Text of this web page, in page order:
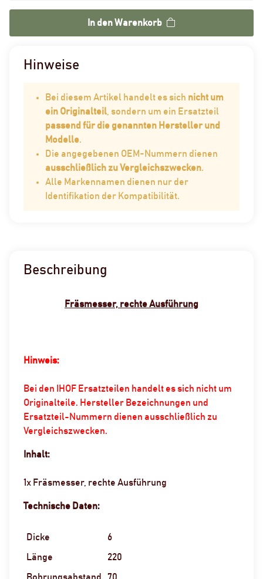
In den Warenkorb
Hinweise
Bei diesem Artikel handelt es sich nicht um
ein Originalteil , sondern um ein Ersatzteil
passend für die genannten Hersteller und
Modelle.
Die angegebenen OEM-Nummern dienen
ausschließlich zu Vergleichszwecken.
Alle Markennamen dienen nur der
Identifikation der Kompatibilität.
Beschreibung
Fräsmesser, rechte Ausführung
Hinweis:
Bei den IHOF Ersatzteilen handelt es sich nicht um
Originalteile. Hersteller Bezeichnungen und
Ersatzteil-Nummern dienen ausschließlich zu
Vergleichszwecken.
Inhalt:
1x Fräsmesser, rechte Ausführung
Technische Daten:
Dicke 6
Länge 220
Bohrungsabstand 70